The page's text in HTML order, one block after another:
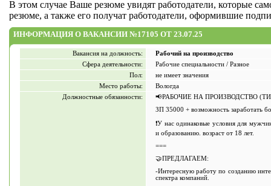
В этом случае Ваше резюме увидят работодатели, которые
резюме, а также его получат работодатели, оформившие
ИНФОРМАЦИЯ О ВАКАНСИИ №17105 ОТ 23.07.25
Вакансия на должность:
Рабочий на производство
Сфера деятельности:
Рабочие специальности / Разное
Пол:
не имеет значения
Место работы:
Вологда
Должностные обязанности:
📢РАБОЧИЕ НА ПРОИЗВОДСТВО
ЗП 35000 + возможность заработать
❗У нас одинаковые условия для
и образованию. возраст от 18 лет.
===
🤝ПРЕДЛАГАЕМ:
-Интересную работу по созданию
спектра компаний.